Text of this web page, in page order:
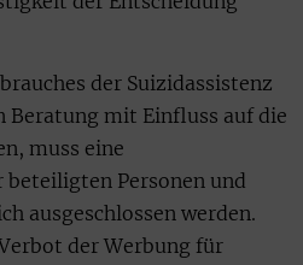
der Suizidassistenz
Beratung mit Einfluss auf die
muss eine
Personen und
ausgeschlossen werden.
der Werbung für